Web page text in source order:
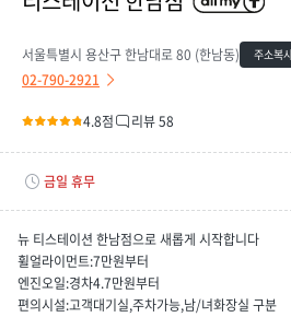
서울특별시 용산구 한남대로 80 (한남동) 주소복
02-790-2921
4.8점 리뷰 58
금일 휴무
토요일
09:00 ~ 16:00
휴무일
08/09(일), 08/16(일), 08/
뉴 티스테이션 한남점으로 새롭게 시작합니다
휠얼라이먼트:7만원부터
엔진오일:경차4.7만원부터
편의시설:고객대기실,주차가능,남/녀화장실 구분